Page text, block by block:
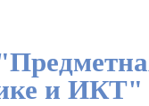
и ИКТ"